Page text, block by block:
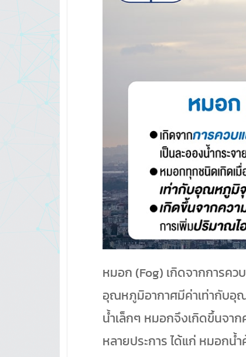
หมอก (Fog) เกิดจากการค
อุณหภูมิอากาศมีค่าเท่ากับอุ
น้ำเล็กๆ หมอกจึงเกิดขึ้นจา
หลายประการ ได้แก่ หมอกน้